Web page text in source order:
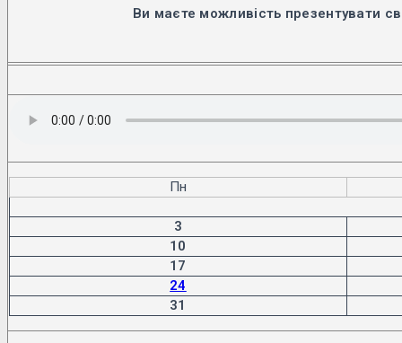
Ви маєте можливість презентувати
Пн
3
10
17
24
31